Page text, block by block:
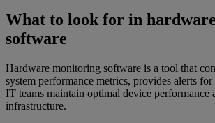
What to look for in
software
Hardware monitoring software is a tool that
system performance metrics, provides alerts
IT teams maintain optimal device performance
infrastructure.